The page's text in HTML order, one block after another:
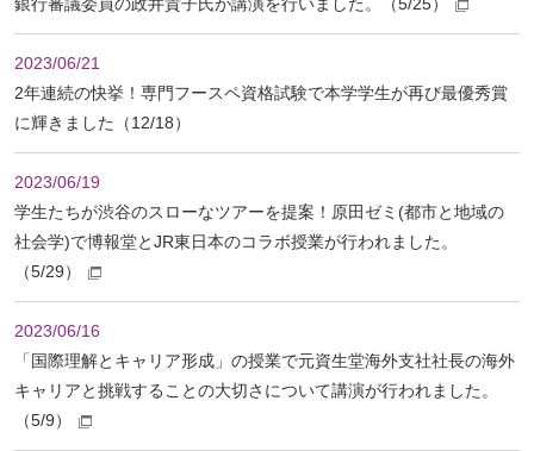
銀行審議委員の政井貴子氏が講演を行いました。（5/25）
2023/06/21
2年連続の快挙！専門フースペ資格試験で本学学生が再び最優秀賞
に輝きました（12/18）
2023/06/19
学生たちが渋谷のスローなツアーを提案！原田ゼミ(都市と地域の
社会学)で博報堂とJR東日本のコラボ授業が行われました。
（5/29）
2023/06/16
「国際理解とキャリア形成」の授業で元資生堂海外支社社長の海外
キャリアと挑戦することの大切さについて講演が行われました。
（5/9）